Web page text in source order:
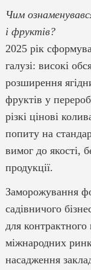
Чим
і фруктів?
2025 рік
галузі: високі
розширення
фруктів у
різкі цінові
попиту на
вимог до якості,
продукції.
Заморожування
садівничого
для
міжнародних
насадження